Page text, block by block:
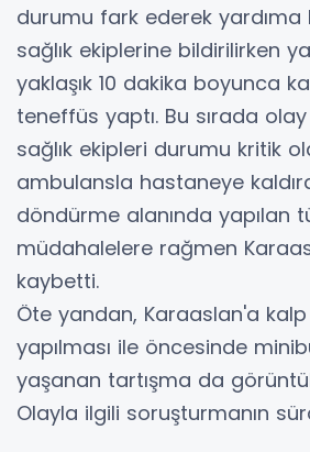
durumu fark ederek yardıma
sağlık ekiplerine bildirilirken
yaklaşık 10 dakika boyunca
teneffüs yaptı. Bu sırada
sağlık ekipleri durumu kritik
ambulansla hastaneye
döndürme alanında yapılan
müdahalelere rağmen
kaybetti.
Öte yandan, Karaaslan'a kalp
yapılması ile öncesinde
yaşanan tartışma da
Olayla ilgili soruşturmanın